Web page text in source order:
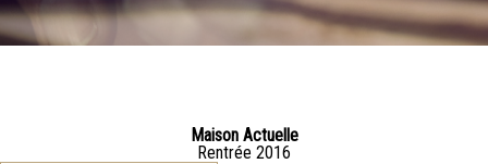
Maison Actuelle
Rentrée 2016